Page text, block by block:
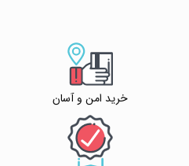
خرید امن و آسان